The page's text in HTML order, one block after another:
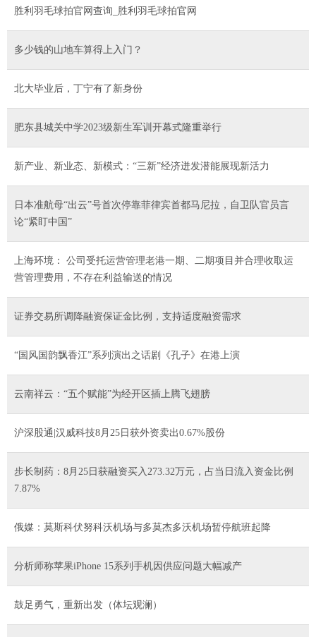
胜利羽毛球拍官网查询_胜利羽毛球拍官网
多少钱的山地车算得上入门？
北大毕业后，丁宁有了新身份
肥东县城关中学2023级新生军训开幕式隆重举行
新产业、新业态、新模式：“三新”经济迸发潜能展现新活力
日本准航母“出云”号首次停靠菲律宾首都马尼拉，自卫队官员言
论“紧盯中国”
上海环境： 公司受托运营管理老港一期、二期项目并合理收取运
营管理费用，不存在利益输送的情况
证券交易所调降融资保证金比例，支持适度融资需求
“国风国韵飘香江”系列演出之话剧《孔子》在港上演
云南祥云：“五个赋能”为经开区插上腾飞翅膀
沪深股通|汉威科技8月25日获外资卖出0.67%股份
步长制药：8月25日获融资买入273.32万元，占当日流入资金比例
7.87%
俄媒：莫斯科伏努科沃机场与多莫杰多沃机场暂停航班起降
分析师称苹果iPhone 15系列手机因供应问题大幅减产
鼓足勇气，重新出发（体坛观澜）